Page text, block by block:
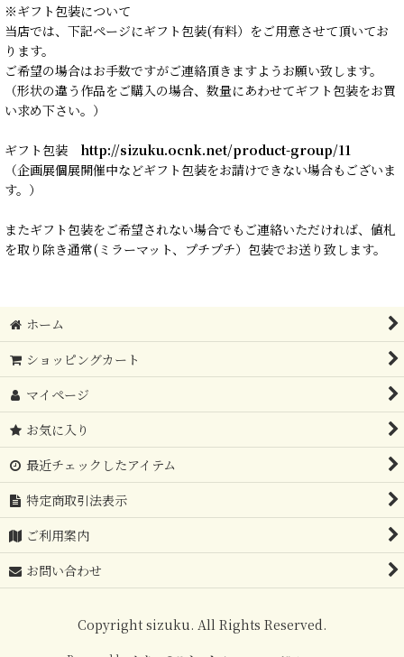
※ギフト包装について
当店では、下記ページにギフト包装(有料）をご用意させて頂いてお
ります。
ご希望の場合はお手数ですがご連絡頂きますようお願い致します。
（形状の違う作品をご購入の場合、数量にあわせてギフト包装をお買
い求め下さい。）
ギフト包装 http://sizuku.ocnk.net/product-group/11
（企画展個展開催中などギフト包装をお請けできない場合もございま
す。）
またギフト包装をご希望されない場合でもご連絡いただければ、値札
を取り除き通常(ミラーマット、プチプチ）包装でお送り致します。
ホーム
ショッピングカート
マイページ
お気に入り
最近チェックしたアイテム
特定商取引法表示
ご利用案内
お問い合わせ
Copyright sizuku. All Rights Reserved.